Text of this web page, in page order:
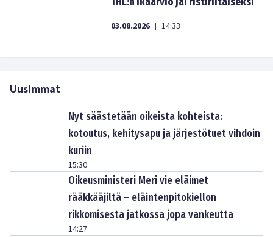
03.08.2026 | 14:33
Uusimmat
Nyt säästetään oikeista kohteista:
kotoutus, kehitysapu ja järjestötuet vihdoin
kuriin
15:30
Oikeusministeri Meri vie eläimet
rääkkääjiltä – eläintenpitokiellon
rikkomisesta jatkossa jopa vankeutta
14:27